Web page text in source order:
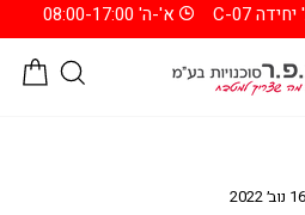
א'-ה' 08:00-17:00
16 נוב׳ 2022